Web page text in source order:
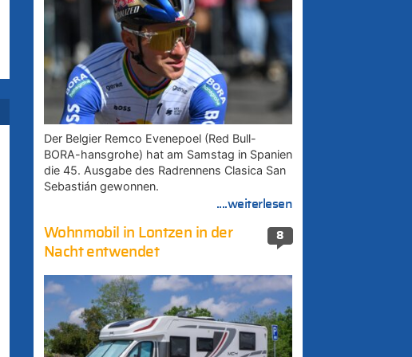
Der Belgier Remco Evenepoel (Red Bull-
BORA-hansgrohe) hat am Samstag in Spanien
die 45. Ausgabe des Radrennens Clasica San
Sebastián gewonnen.
....weiterlesen
8
Wohnmobil in Lontzen in der
Nacht entwendet